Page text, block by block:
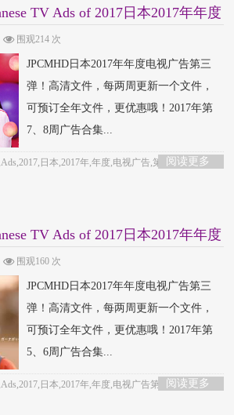
TV Ads of 2017日本2017年年度
围观214 次
JPCMHD日本2017年年度电视广告第三
弹！高清文件，每两周更新一个文件，
可预订全年文件，更优惠哦！2017年第
7、8周广告合集...
阅读更多
日本,2017年,年度,电视广告,第四弹
TV Ads of 2017日本2017年年度
围观160 次
JPCMHD日本2017年年度电视广告第三
弹！高清文件，每两周更新一个文件，
可预订全年文件，更优惠哦！2017年第
5、6周广告合集...
阅读更多
日本,2017年,年度,电视广告第三弹